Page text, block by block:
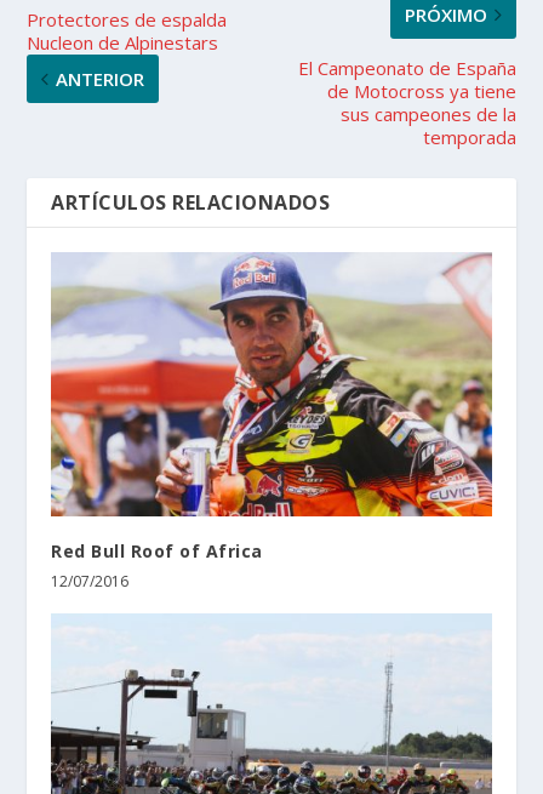
Protectores de espalda
Nucleon de Alpinestars
ANTERIOR
PRÓXIMO
El Campeonato de España
de Motocross ya tiene
sus campeones de la
temporada
ARTÍCULOS RELACIONADOS
Red Bull Roof of Africa
12/07/2016